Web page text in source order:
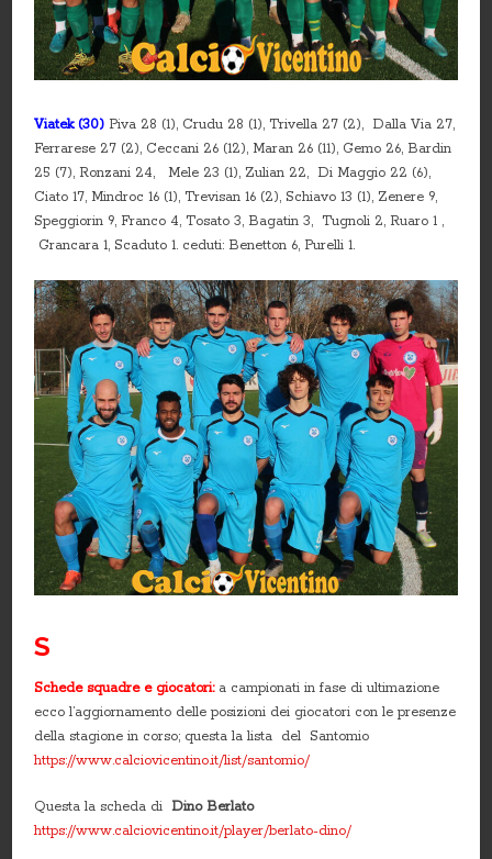
Viatek (30) Piva 28 (1), Crudu 28 (1), Trivella 27 (2), Dalla Via 27,
Ferrarese 27 (2), Ceccani 26 (12), Maran 26 (11), Gemo 26, Bardin
25 (7), Ronzani 24, Mele 23 (1), Zulian 22, Di Maggio 22 (6),
Ciato 17, Mindroc 16 (1), Trevisan 16 (2), Schiavo 13 (1), Zenere 9,
Speggiorin 9, Franco 4, Tosato 3, Bagatin 3, Tugnoli 2, Ruaro 1 ,
Grancara 1, Scaduto 1. ceduti: Benetton 6, Purelli 1.
S
Schede squadre e giocatori: a campionati in fase di ultimazione
ecco l’aggiornamento delle posizioni dei giocatori con le presenze
della stagione in corso; questa la lista del Santomio
https://www.calciovicentino.it/list/santomio/
Questa la scheda diDino Berlato
https://www.calciovicentino.it/player/berlato-dino/